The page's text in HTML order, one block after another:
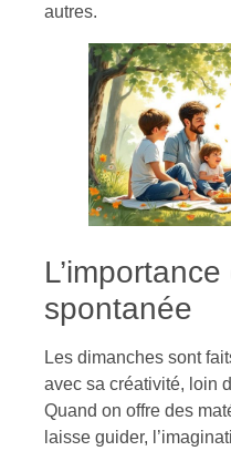
autres.
spontanée
Les dimanches sont
avec sa créativité, loin
Quand on offre des
laisse guider,